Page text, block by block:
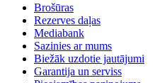
Brošūras
Rezerves daļas
Mediabank
Sazinies ar mums
Biežāk uzdotie jautājumi
Garantija un serviss